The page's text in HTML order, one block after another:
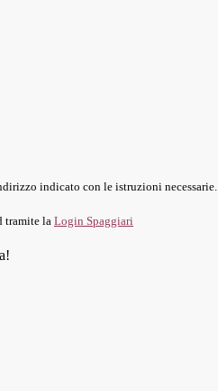
indicato con le istruzioni necessarie.
tramite la Login Spaggiari